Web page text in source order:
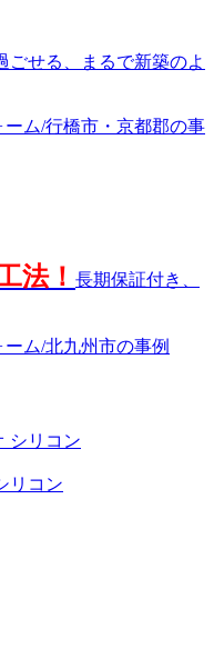
ごせる、まるで新築のよ
ム/行橋市・京都郡の事
法！ 長期保証付き、
ム/北九州市の事例
リコン